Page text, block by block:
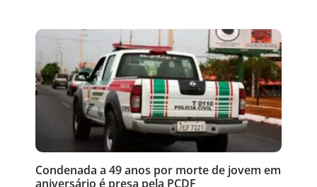
Condenada a 49 anos por morte de jovem em
aniversário é presa pela PCDF